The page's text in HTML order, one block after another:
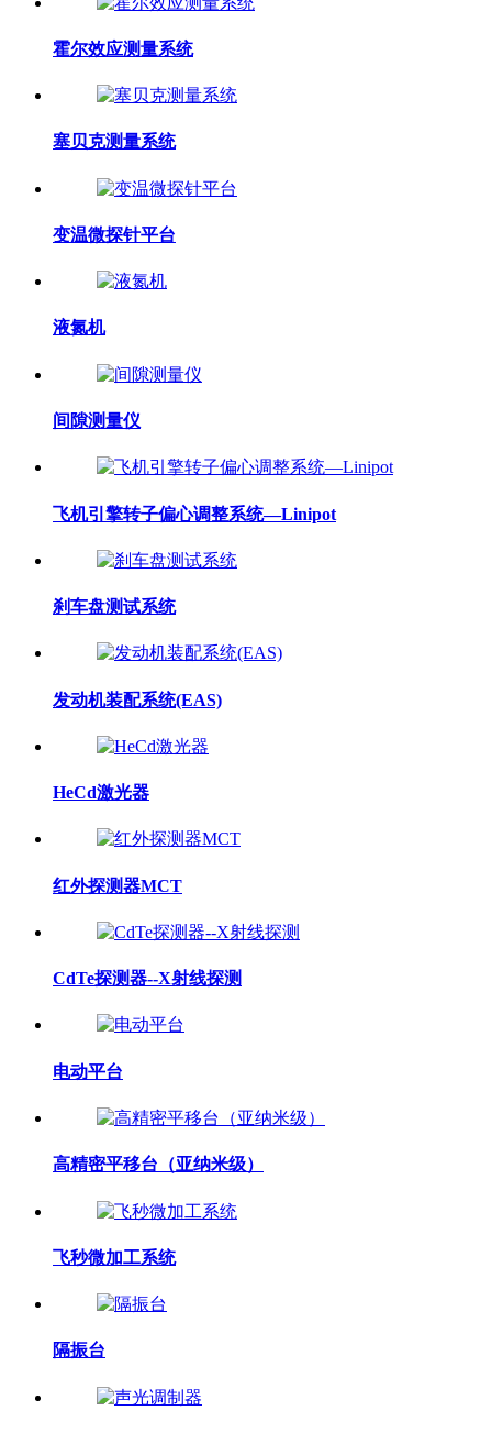
霍尔效应测量系统
塞贝克测量系统
变温微探针平台
液氮机
间隙测量仪
飞机引擎转子偏心调整系统—Linipot
刹车盘测试系统
发动机装配系统(EAS)
HeCd激光器
红外探测器MCT
CdTe探测器--X射线探测
电动平台
高精密平移台（亚纳米级）
飞秒微加工系统
隔振台